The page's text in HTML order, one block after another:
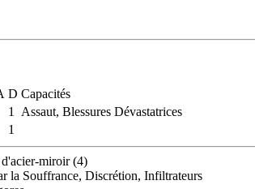
D Capacités
1
Assaut, Blessures Dévastatrices
1
miroir (4)
la Souffrance, Discrétion, Infiltrateurs